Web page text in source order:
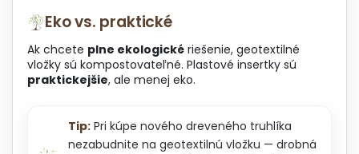
Eko vs. praktické
Ak chcete plne ekologické riešenie, geotextilné
vložky sú kompostovateľné. Plastové insertky sú
praktickejšie, ale menej eko.
Tip: Pri kúpe nového dreveného truhlíka
nezabudnite na geotextilnú vložku — drobná